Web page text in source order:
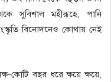
সুবিশাল মহীরূহে, পানি
বিনোদনেও কোথায় নেই
কোটি বছর ধরে ক্ষয়ে ক্ষয়ে,